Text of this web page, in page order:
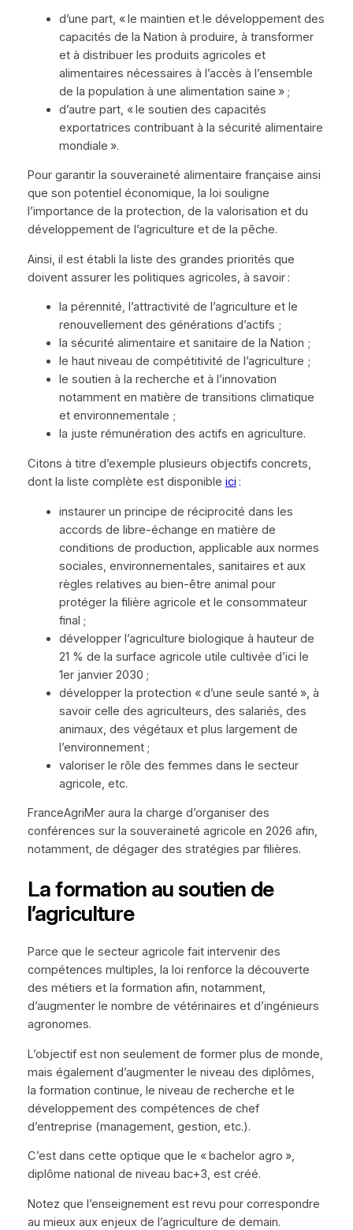
d’une part, « le maintien et le développement des
capacités de la Nation à produire, à transformer
et à distribuer les produits agricoles et
alimentaires nécessaires à l’accès à l’ensemble
de la population à une alimentation saine » ;
d’autre part, « le soutien des capacités
exportatrices contribuant à la sécurité alimentaire
mondiale ».
Pour garantir la souveraineté alimentaire française ainsi
que son potentiel économique, la loi souligne
l’importance de la protection, de la valorisation et du
développement de l’agriculture et de la pêche.
Ainsi, il est établi la liste des grandes priorités que
doivent assurer les politiques agricoles, à savoir :
la pérennité, l’attractivité de l’agriculture et le
renouvellement des générations d’actifs ;
la sécurité alimentaire et sanitaire de la Nation ;
le haut niveau de compétitivité de l’agriculture ;
le soutien à la recherche et à l’innovation
notamment en matière de transitions climatique
et environnementale ;
la juste rémunération des actifs en agriculture.
Citons à titre d’exemple plusieurs objectifs concrets,
dont la liste complète est disponible ici :
instaurer un principe de réciprocité dans les
accords de libre-échange en matière de
conditions de production, applicable aux normes
sociales, environnementales, sanitaires et aux
règles relatives au bien-être animal pour
protéger la filière agricole et le consommateur
final ;
développer l’agriculture biologique à hauteur de
21 % de la surface agricole utile cultivée d’ici le
1er janvier 2030 ;
développer la protection « d’une seule santé », à
savoir celle des agriculteurs, des salariés, des
animaux, des végétaux et plus largement de
l’environnement ;
valoriser le rôle des femmes dans le secteur
agricole, etc.
FranceAgriMer aura la charge d’organiser des
conférences sur la souveraineté agricole en 2026 afin,
notamment, de dégager des stratégies par filières.
La formation au soutien de
l’agriculture
Parce que le secteur agricole fait intervenir des
compétences multiples, la loi renforce la découverte
des métiers et la formation afin, notamment,
d’augmenter le nombre de vétérinaires et d’ingénieurs
agronomes.
L’objectif est non seulement de former plus de monde,
mais également d’augmenter le niveau des diplômes,
la formation continue, le niveau de recherche et le
développement des compétences de chef
d’entreprise (management, gestion, etc.).
C’est dans cette optique que le « bachelor agro »,
diplôme national de niveau bac+3, est créé.
Notez que l’enseignement est revu pour correspondre
au mieux aux enjeux de l’agriculture de demain.